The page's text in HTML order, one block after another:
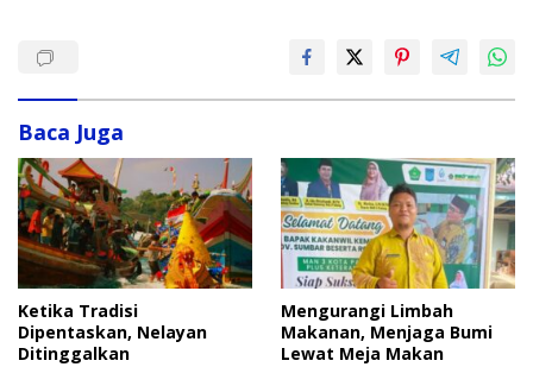
Baca Juga
Ketika Tradisi
Dipentaskan, Nelayan
Ditinggalkan
Mengurangi Limbah
Makanan, Menjaga Bumi
Lewat Meja Makan